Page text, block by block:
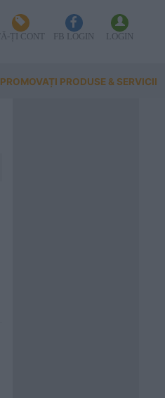
FĂ-ȚI CONT FB LOGIN LOGIN
PROMOVAȚI PRODUSE & SERVICII